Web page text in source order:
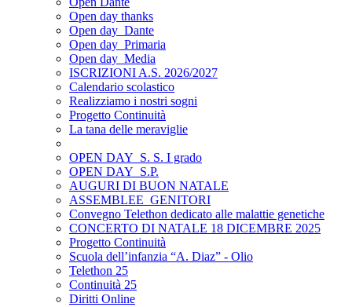
Open day thanks
Open day_Dante
Open day_Primaria
Open day_Media
ISCRIZIONI A.S. 2026/2027
Calendario scolastico
Realizziamo i nostri sogni
Progetto Continuità
La tana delle meraviglie
OPEN DAY_S. S. I grado
OPEN DAY_S.P.
AUGURI DI BUON NATALE
ASSEMBLEE_GENITORI
Convegno Telethon dedicato alle malattie genetiche
CONCERTO DI NATALE 18 DICEMBRE 2025
Progetto Continuità
Scuola dell’infanzia “A. Diaz” - Olio
Telethon 25
Continuità 25
Diritti Online